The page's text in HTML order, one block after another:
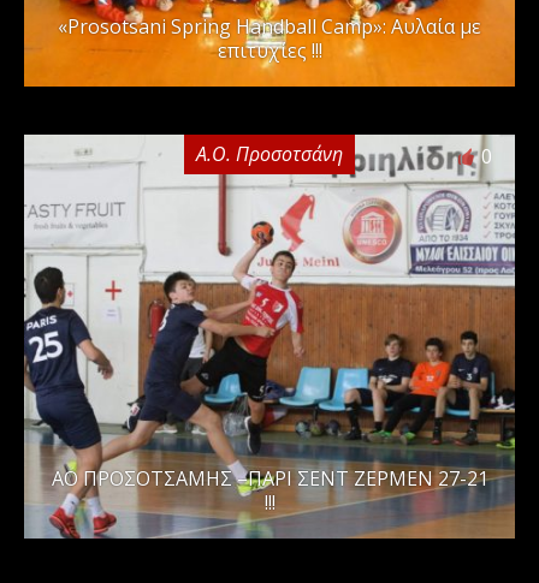
«Prosotsani Spring Handball Camp»: Αυλαία με
επιτυχίες !!!
Α.Ο. Προσοτσάνη 0
ΑΟ ΠΡΟΣΟΤΣΑΜΗΣ –ΠΑΡΙ ΣΕΝΤ ΖΕΡΜΕΝ 27-21
!!!